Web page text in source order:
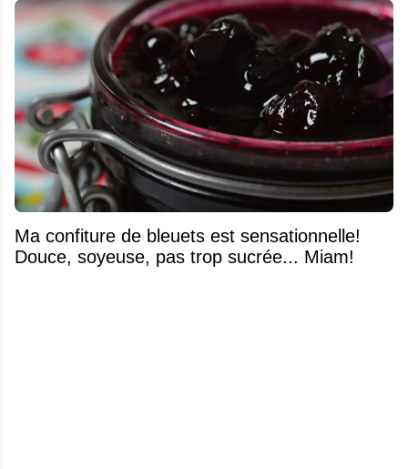
Ma confiture de bleuets est sensationnelle!
Douce, soyeuse, pas trop sucrée... Miam!